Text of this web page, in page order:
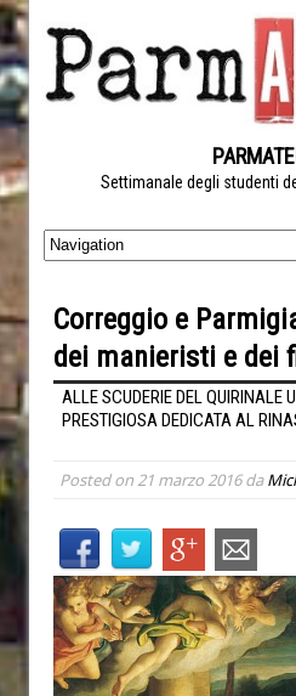
Settimanale degli studenti
Correggio e
dei manieristi e dei
ALLE SCUDERIE DEL QUIRINALE
PRESTIGIOSA DEDICATA AL
Posted on 21 marzo 2016da